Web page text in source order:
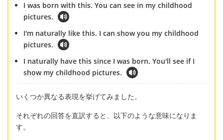
I was born with this. You can see in my childhood
pictures.
I'm naturally like this. I can show you my childhood
pictures.
I naturally have this since I was born. You'll see if I
show my childhood pictures.
いくつか異なる表現を挙げてみました。
それぞれの回答を直訳すると、以下のような意味になりま
す。